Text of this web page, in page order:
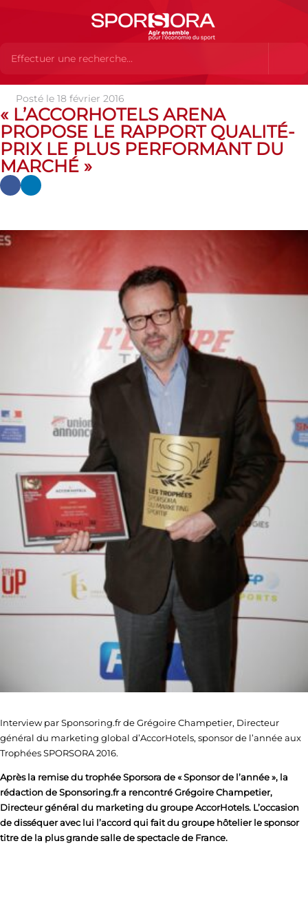
Actualités Actualités
« L’AccorHotels Arena propose le rapport qualité-prix le plus
performant du marché »
Posté le 18 février 2016
« L’ACCORHOTELS ARENA
PROPOSE LE RAPPORT QUALITÉ-
PRIX LE PLUS PERFORMANT DU
MARCHÉ »
Interview par Sponsoring.fr de Grégoire Champetier, Directeur
général du marketing global d’AccorHotels, sponsor de l’année aux
Trophées SPORSORA 2016.
Après la remise du trophée Sporsora de « Sponsor de l’année », la
rédaction de Sponsoring.fr a rencontré Grégoire Champetier,
Directeur général du marketing du groupe AccorHotels. L’occasion
de disséquer avec lui l’accord qui fait du groupe hôtelier le sponsor
titre de la plus grande salle de spectacle de France.